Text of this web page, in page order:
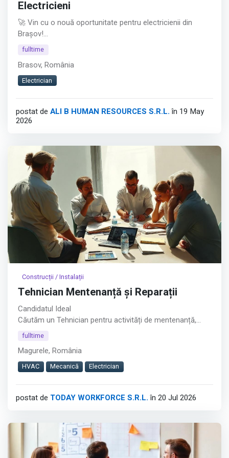
Electricieni
🚀 Vin cu o nouă oportunitate pentru electricienii din
Brașov!
Electrician Tablotier - un rol esențial în zona de producție
echipamente electrice.
📌 Programul de lucru: schimbul 1 (6:30 – 14:45 ).
🎯 Ce vei face:
documentației tehnice;
• Cablarea și montarea aparatajului;
Afișează tot
fulltime
Brasov, România
Electrician
postat de ALI B HUMAN RESOURCES S.R.L. în 19 May
2026
Construcții / Instalații
Tehnician Mentenanță și Reparații
Candidatul Ideal
Căutăm un Tehnician pentru activități de mentenanță,
reparații și montaj, într-un mediu de lucru dinamic, cu
Dacă ai experiență practică în domenii tehnice și îți place
Cerințe
fulltime
Magurele, România
HVAC Mecanică Electrician
postat de TODAY WORKFORCE S.R.L. în 20 Jul 2026